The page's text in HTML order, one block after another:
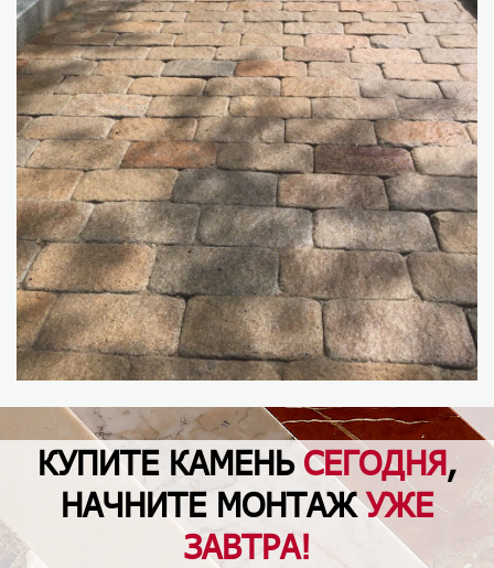
КУПИТЕ КАМЕНЬ СЕГОДНЯ,
НАЧНИТЕ МОНТАЖУЖЕ
ЗАВТРА!